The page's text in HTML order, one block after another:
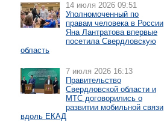
14 июля 2026 09:51
Уполномоченный по
правам человека в России
Яна Лантратова впервые
посетила Свердловскую
область
7 июля 2026 16:13
Правительство
Свердловской области и
МТС договорились о
развитии мобильной связи
вдоль ЕКАД